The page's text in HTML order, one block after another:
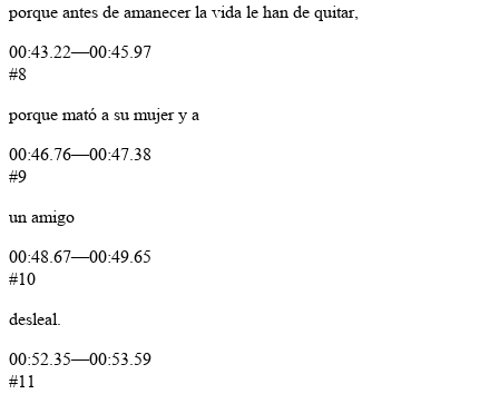
porque antes de amanecer la vida le han de quitar,
00:43.22—00:45.97
#8
porque mató a su mujer y a
00:46.76—00:47.38
#9
un amigo
00:48.67—00:49.65
#10
desleal.
00:52.35—00:53.59
#11